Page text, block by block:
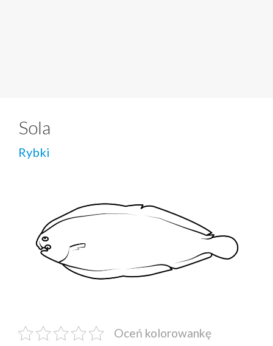
Sola
Rybki
Oceń kolorowankę